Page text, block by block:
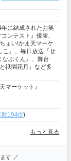
に結成されたお笑
ンテスト』優勝。
ょい!かま天マーケ
こ』、毎日放送『せ
なぶくん』、舞台
祇園花月』など多
マーケット』
数194位)
もっと見る
す ／